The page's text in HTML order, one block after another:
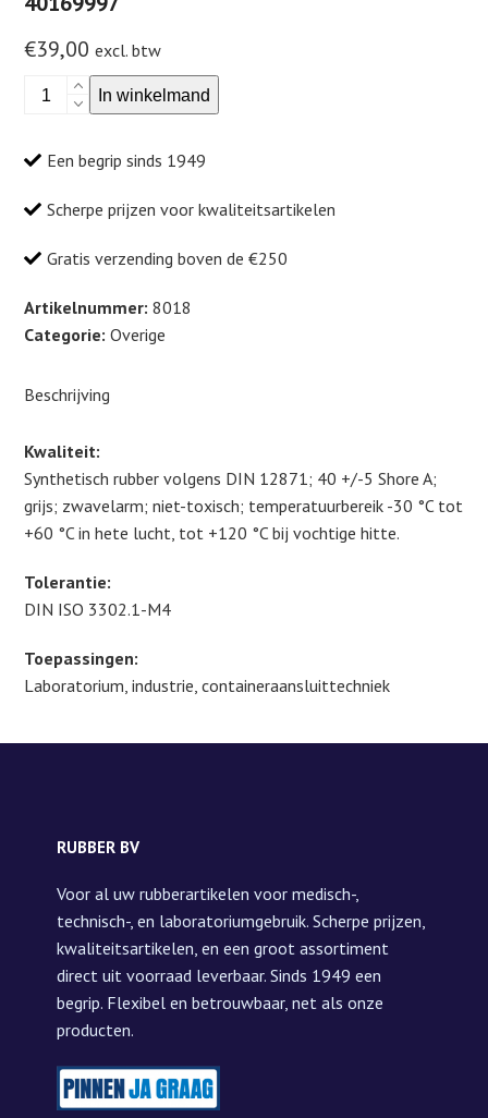
€39,00 excl. btw
Rubberstop
Sh
Grijs
x
boven
hoogte
x
18
20
100st.
HS:
aantal
In winkelmand
Een begrip sinds 1949
Scherpe prijzen voor kwaliteitsartikelen
Gratis verzending boven de €250
Artikelnummer:8018
Categorie:Overige
Beschrijving
Kwaliteit:
Synthetisch rubber volgens DIN 12871; 40 +/-5 Shore A;
grijs; zwavelarm; niet-toxisch; temperatuurbereik -30 °C tot
+60 °C in hete lucht, tot +120 °C bij vochtige hitte.
Tolerantie:
DIN ISO 3302.1-M4
Toepassingen:
Laboratorium, industrie, containeraansluittechniek
RUBBER BV
Voor al uw rubberartikelen voor medisch-,
technisch-, en laboratoriumgebruik. Scherpe prijzen,
kwaliteitsartikelen, en een groot assortiment
direct uit voorraad leverbaar. Sinds 1949 een
begrip. Flexibel en betrouwbaar, net als onze
producten.